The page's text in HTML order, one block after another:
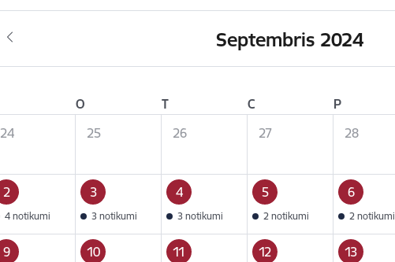
Septembris 2024
O T C P
24
25 26 27 28
2
4 notikumi
3
3 notikumi
4
3 notikumi
5
2 notikumi
6
2 notikumi
9 10 11 12 13